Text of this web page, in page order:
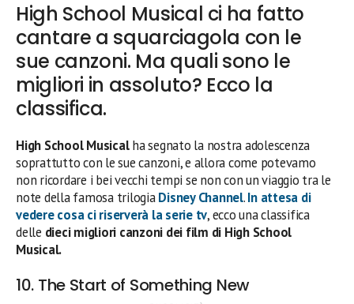
High School Musical ci ha fatto
cantare a squarciagola con le
sue canzoni. Ma quali sono le
migliori in assoluto? Ecco la
classifica.
High School Musicalha segnato la nostra adolescenza
soprattutto con le sue canzoni, e allora come potevamo
non ricordare i bei vecchi tempi se non con un viaggio tra le
note della famosa trilogiaDisney Channel.In attesa di
vedere cosa ci riserverà la serie tv, ecco una classifica
delle dieci migliori canzoni dei film di High School
Musical.
10. The Start of Something New